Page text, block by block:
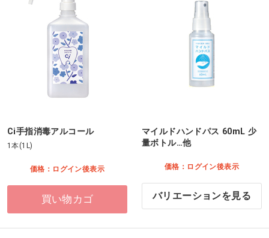
Ci手指消毒アルコール
1本(1L)
価格：ログイン後表示
買い物カゴ
マイルドハンドパス 60mL 少
量ボトル…他
価格：ログイン後表示
バリエーションを見る